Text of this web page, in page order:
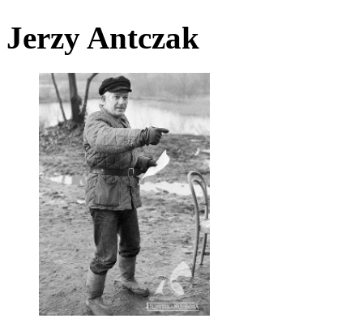
Jerzy Antczak